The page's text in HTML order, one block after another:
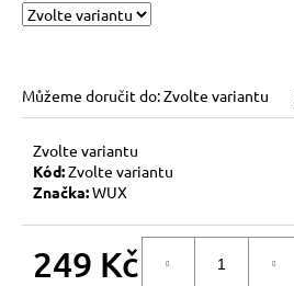
Můžeme doručit do:Zvolte variantu
Zvolte variantu
Kód:Zvolte variantu
Značka:WUX
249 Kč
e
ČERVENÝ
NÁRAMEK
73
Kč
Původně:
89
Kč